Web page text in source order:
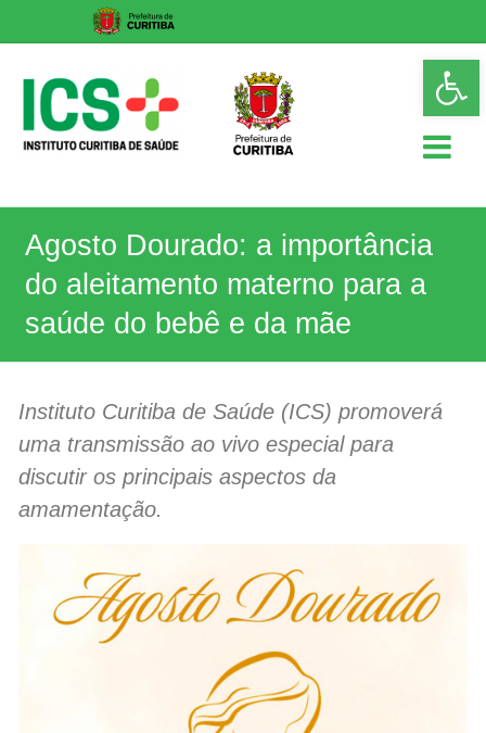
content
ICS
Instituto
de
Agosto Dourado: a importância
do aleitamento materno para a
saúde do bebê e da mãe
Instituto Curitiba de Saúde (ICS) promoverá
uma transmissão ao vivo especial para
discutir os principais aspectos da
amamentação.